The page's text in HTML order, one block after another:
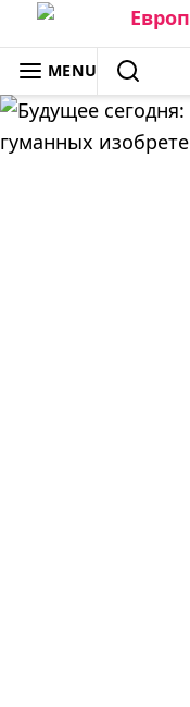
Skip
to
content
ЕВРОПУЛЬС:
MENU